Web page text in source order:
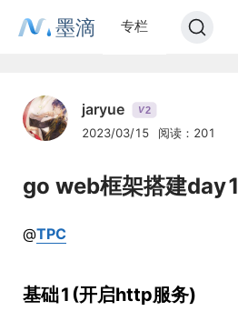
墨滴 专栏
jaryue V2
2023/03/15 阅读：201
go web框架搭建day1
@TPC
基础1(开启http服务)